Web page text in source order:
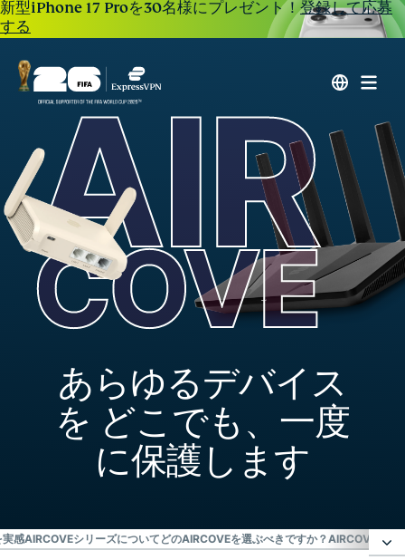
新型iPhone 17 Proを30名様にプレゼント！登録して応募
する
あらゆるデバイス
を どこでも、一度
に保護します
実感AIRCOVEシリーズについて どのAIRCOVEを選ぶべきですか？AIRCOVEユー